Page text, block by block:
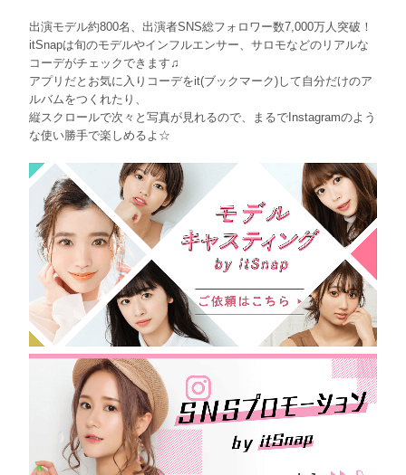
出演モデル約800名、出演者SNS総フォロワー数7,000万人突破！
itSnapは旬のモデルやインフルエンサー、サロモなどのリアルな
コーデがチェックできます♫
アプリだとお気に入りコーデをit(ブックマーク)して自分だけのア
ルバムをつくれたり、
縦スクロールで次々と写真が見れるので、まるでInstagramのよう
な使い勝手で楽しめるよ☆